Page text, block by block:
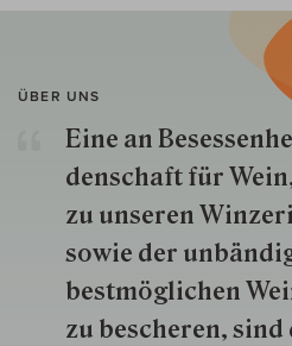
ÜBER UNS
Eine an
den­schaft für
zu unseren
so­wie der
best­mög­lich­en
zu besche­ren,